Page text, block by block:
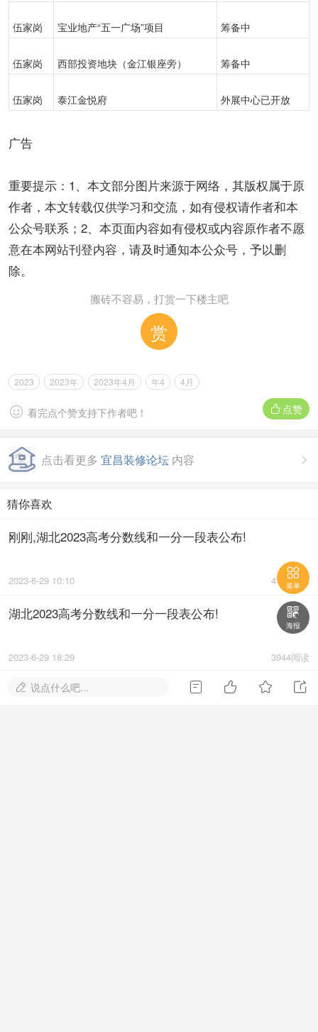
伍家岗 宝业地产“五一广场”项目 筹备中
伍家岗 西部投资地块（金江银座旁） 筹备中
伍家岗 泰江金悦府 外展中心已开放
广告
重要提示：1、本文部分图片来源于网络，其版权属于原
作者，本文转载仅供学习和交流，如有侵权请作者和本
公众号联系；2、本页面内容如有侵权或内容原作者不愿
意在本网站刊登内容，请及时通知本公众号，予以删
除。
搬砖不容易，打赏一下楼主吧
赏
2023 2023年 2023年4月 年4 4月
 点赞
 看完点个赞支持下作者吧！

点击看更多 宜昌装修论坛 内容
猜你喜欢
刚刚,湖北2023高考分数线和一分一段表公布!
4118阅读
2023-6-29 10:10
湖北2023高考分数线和一分一段表公布!
3944阅读
2023-6-29 18:29
宜昌市一中2023年高考大捷!

菜单

海报
 说点什么吧...    